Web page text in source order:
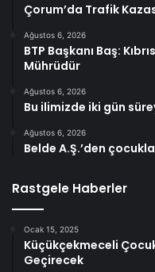
Çorum’da Trafik
Ağustos 6, 2026
BTP Başkanı Baş:
Mührüdür
Ağustos 6, 2026
Bu ilimizde iki gün
Ağustos 6, 2026
Belde A.Ş.’den
Rastgele Haberler
Ocak 15, 2025
Küçükçekmeceli
Geçirecek